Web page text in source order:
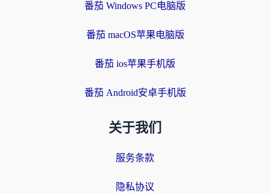
番茄 Windows PC电脑版
番茄 macOS苹果电脑版
番茄 ios苹果手机版
番茄 Android安卓手机版
关于我们
服务条款
隐私协议